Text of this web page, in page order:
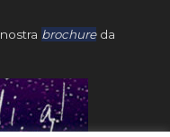
brochureda